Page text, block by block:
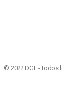
© 2022 DGF - Todos